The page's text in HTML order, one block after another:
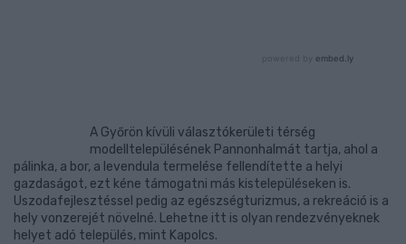
A Győrön kívüli választókerületi térség
modelltelepülésének Pannonhalmát tartja, ahol a
pálinka, a bor, a levendula termelése fellendítette a helyi
gazdaságot, ezt kéne támogatni más kistelepüléseken is.
Uszodafejlesztéssel pedig az egészségturizmus, a rekreáció is a
hely vonzerejét növelné. Lehetne itt is olyan rendezvényeknek
helyet adó település, mint Kapolcs.